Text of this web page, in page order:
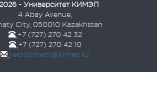
- Университет КИМЭП
4 Abay Avenue,
City, 050010 Kazakhstan
+7 (727) 270 42 32
+7 (727) 270 42 10
recruitment@kimep.kz